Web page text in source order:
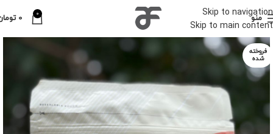
Skip to navigation
Skip to main content
منو 0
0
فروخته
شده